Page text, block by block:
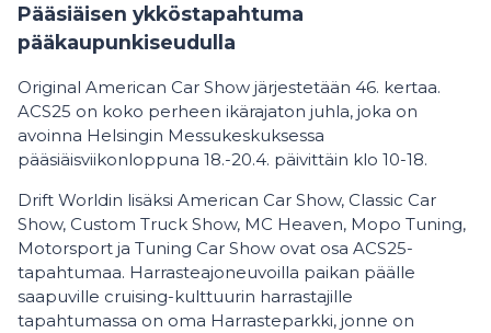
Pääsiäisen ykköstapahtuma
pääkaupunkiseudulla
Original American Car Show järjestetään 46. kertaa.
ACS25 on koko perheen ikärajaton juhla, joka on
avoinna Helsingin Messukeskuksessa
pääsiäisviikonloppuna 18.-20.4. päivittäin klo 10-18.
Drift Worldin lisäksi American Car Show, Classic Car
Show, Custom Truck Show, MC Heaven, Mopo Tuning,
Motorsport ja Tuning Car Show ovat osa ACS25-
tapahtumaa. Harrasteajoneuvoilla paikan päälle
saapuville cruising-kulttuurin harrastajille
tapahtumassa on oma Harrasteparkki, jonne on